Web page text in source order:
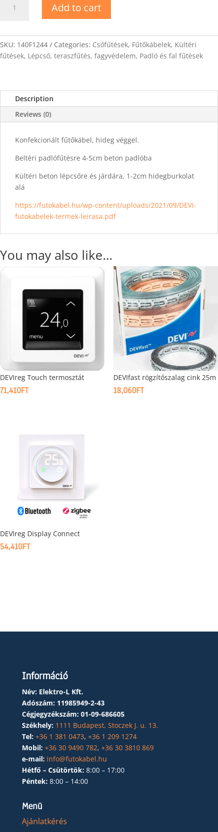
quantity
Add to cart
SKU: 140F1244 Categories: Csőfűtések, Fűtőkábelek, Kültéri
fűtések, Lépcső, teraszfűtés, fagyvédelem, Padló és fal fűtések
Description
Reviews (0)
Konfekcionált fűtőkábel, hideg véggel.
Beltéri padlófűtésre 4-5cm beton padlóba
Kültéri beton lépcsőre és járdára, 1-2cm hidegburkolat
alá
https://futokabel.hu/wp-content/uploads/2021/09/DEVI-
futokabelek-termek-leirasa.pdf
You may also like…
DEVIreg Touch termosztát
71,410FT
DEVIfast rögzítőszalag cink 25m
18,060FT
DEVIreg Display Connect
54,410FT
Információ
Név: Elektro-L Kft.
Adószám: 11985949-2-43
Cégjegyzékszám: 01-09-686605
Székhely: 1111 Budapest, Stoczek J. u. 13.
Tel: +36 1 381 0473, +36 1 209 1274
Mobil: +36 30 9490 782, +36 30 3810 869
e-mail: info@futokabel.hu
Hétfő – Csütörtök: 8:00 – 17:00
Péntek: 8:00 – 14:00
Menü
Ajánlatkérés